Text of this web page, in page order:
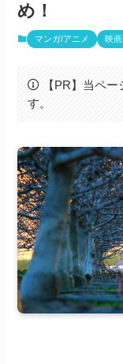
め！
マンガ/アニメ 映画
【PR】当ペ
す。